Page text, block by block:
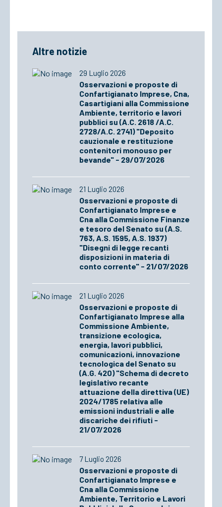
Altre notizie
29 Luglio 2026
Osservazioni e proposte di
Confartigianato Imprese, Cna,
Casartigiani alla Commissione
Ambiente, territorio e lavori
pubblici su (A.C. 2618 /A.C.
2728/A.C. 2741) "Deposito
cauzionale e restituzione
contenitori monouso per
bevande" - 29/07/2026
21 Luglio 2026
Osservazioni e proposte di
Confartigianato Imprese e
Cna alla Commissione Finanze
e tesoro del Senato su (A.S.
763, A.S. 1595, A.S. 1937)
"Disegni di legge recanti
disposizioni in materia di
conto corrente" - 21/07/2026
21 Luglio 2026
Osservazioni e proposte di
Confartigianato Imprese alla
Commissione Ambiente,
transizione ecologica,
energia, lavori pubblici,
comunicazioni, innovazione
tecnologica del Senato su
(A.G. 420) "Schema di decreto
legislativo recante
attuazione della direttiva (UE)
2024/1785 relativa alle
emissioni industriali e alle
discariche dei rifiuti -
21/07/2026
7 Luglio 2026
Osservazioni e proposte di
Confartigianato Imprese e
Cna alla Commissione
Ambiente, Territorio e Lavori